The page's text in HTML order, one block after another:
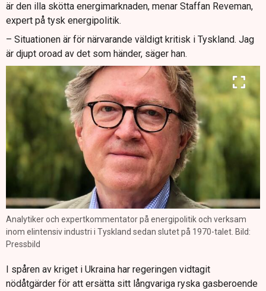
är den illa skötta energimarknaden, menar Staffan Reveman,
expert på tysk energipolitik.
– Situationen är för närvarande väldigt kritisk i Tyskland. Jag
är djupt oroad av det som händer, säger han.
Analytiker och expertkommentator på energipolitik och verksam
inom elintensiv industri i Tyskland sedan slutet på 1970-talet. Bild:
Pressbild
I spåren av kriget i Ukraina har regeringen vidtagit
nödåtgärder för att ersätta sitt långvariga ryska gasberoende